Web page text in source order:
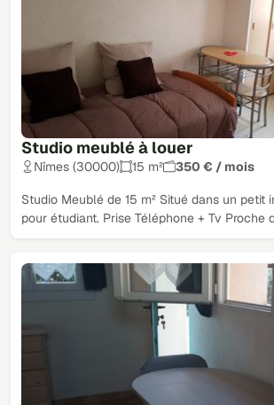
Studio meublé à louer
Nîmes (30000) 15 m² 350 € / mois
Studio Meublé de 15 m² Situé dans un petit
pour étudiant. Prise Téléphone + Tv Proche